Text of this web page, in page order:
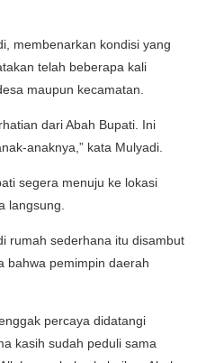
membenarkan kondisi yang
telah beberapa kali
maupun kecamatan.
dari Abah Bupati. Ini
anaknya,” kata Mulyadi.
segera menuju ke lokasi
langsung.
rumah sederhana itu disambut
bahwa pemimpin daerah
percaya didatangi
kasih sudah peduli sama